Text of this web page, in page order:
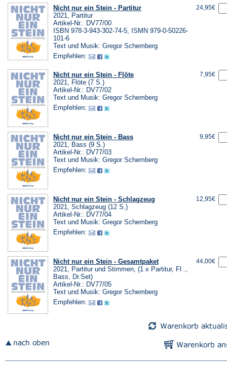
Nicht nur ein Stein - Partitur
2021, Partitur
Artikel-Nr.: DV77/00
ISBN 978-3-943-302-74-5, ISMN 979-0-50226-
101-6
Text und Musik: Gregor Schemberg
Empfehlen:
24,95€
Nicht nur ein Stein - Flöte
2021, Flöte (7 S.)
Artikel-Nr.: DV77/02
Text und Musik: Gregor Schemberg
Empfehlen:
7,95€
Nicht nur ein Stein - Bass
2021, Bass (9 S.)
Artikel-Nr.: DV77/03
Text und Musik: Gregor Schemberg
Empfehlen:
9,95€
Nicht nur ein Stein - Schlagzeug
2021, Schlagzeug (12 S.)
Artikel-Nr.: DV77/04
Text und Musik: Gregor Schemberg
Empfehlen:
12,95€
Nicht nur ein Stein - Gesamtpaket
2021, Partitur und Stimmen, (1 x Partitur, Fl .,
Bass, Dr.Set)
Artikel-Nr.: DV77/05
Text und Musik: Gregor Schemberg
Empfehlen:
44,00€